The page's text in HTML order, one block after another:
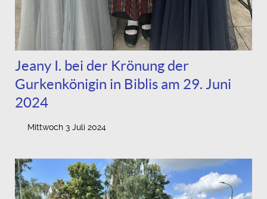
Jeany I. bei der Krönung der
Gurkenkönigin in Biblis am 29. Juni
2024
Mittwoch 3 Juli 2024